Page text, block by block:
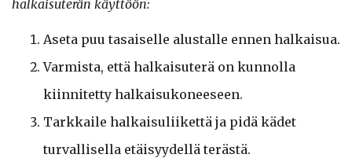
halkaisuterän käyttöön:
Aseta puu tasaiselle alustalle ennen halkaisua.
Varmista, että halkaisuterä on kunnolla
kiinnitetty halkaisukoneeseen.
Tarkkaile halkaisuliikettä ja pidä kädet
turvallisella etäisyydellä terästä.